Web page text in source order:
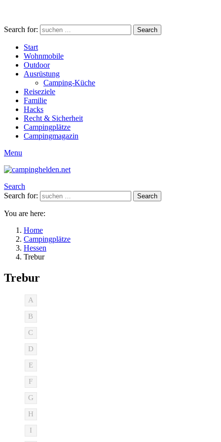
Search for: Search
Start
Wohnmobile
Outdoor
Ausrüstung
Camping-Küche
Reiseziele
Familie
Hacks
Recht & Sicherheit
Campingplätze
Campingmagazin
Menu
Search
Search for:
Search
You are here:
Home
Campingplätze
Hessen
Trebur
Trebur
A
B
C
D
E
F
G
H
I